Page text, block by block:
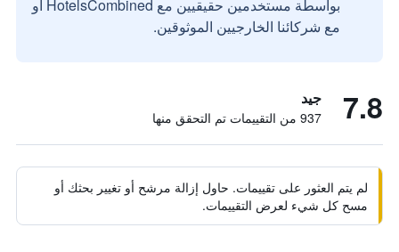
بواسطة مستخدمين حقيقيين مع HotelsCombined أو
مع شركائنا الخارجيين الموثوقين.
7.8 جيد
937 من التقييمات تم التحقق منها
لم يتم العثور على تقييمات. حاول إزالة مرشح أو تغيير بحثك أو
مسح كل شيء لعرض التقييمات.